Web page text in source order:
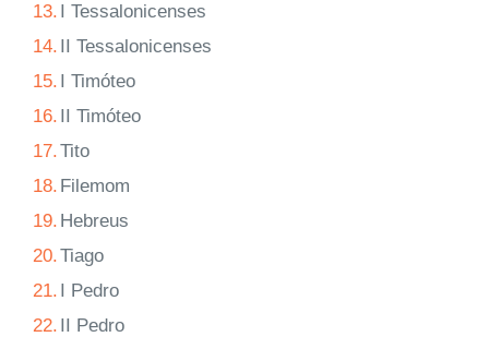
13. I Tessalonicenses
14. II Tessalonicenses
15. I Timóteo
16. II Timóteo
17.Tito
18. Filemom
19. Hebreus
20.Tiago
21. I Pedro
22. II Pedro